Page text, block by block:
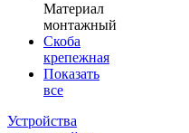
Материал
монтажный
Скоба
крепежная
Показать
все
Устройства